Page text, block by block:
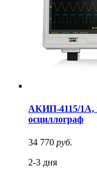
АКИП-4115/1А,
осциллограф
34 770 руб.
2-3 дня